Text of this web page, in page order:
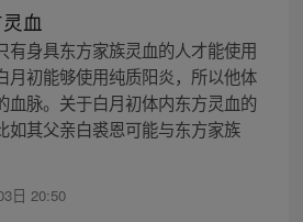
血
有身具东方家族灵血的人才能使用
月初能够使用纯质阳炎，所以他体
血脉。关于白月初体内东方灵血的
如其父亲白裘恩可能与东方家族
日 20:50